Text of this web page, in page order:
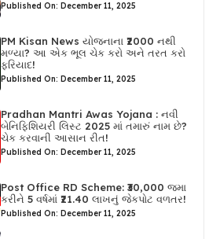
Published On: December 11, 2025
PM Kisan News યોજનાના ₹2000 નથી
મળ્યા? આ એક ભૂલ ચેક કરો અને તરત કરો
ફરિયાદ!
Published On: December 11, 2025
Pradhan Mantri Awas Yojana : નવી
બેનિફિશિયરી લિસ્ટ 2025 માં તમારું નામ છે?
ચેક કરવાની આસાન રીત!
Published On: December 11, 2025
Post Office RD Scheme: ₹30,000 જમા
કરીને 5 વર્ષમાં ₹21.40 લાખનું જેકપોટ વળતર!
Published On: December 11, 2025